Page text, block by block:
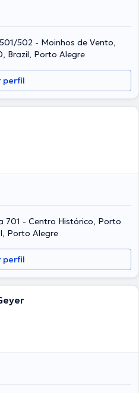
502 - Moinhos de Vento,
Brazil, Porto Alegre
perfil
701 - Centro Histórico, Porto
Porto Alegre
perfil